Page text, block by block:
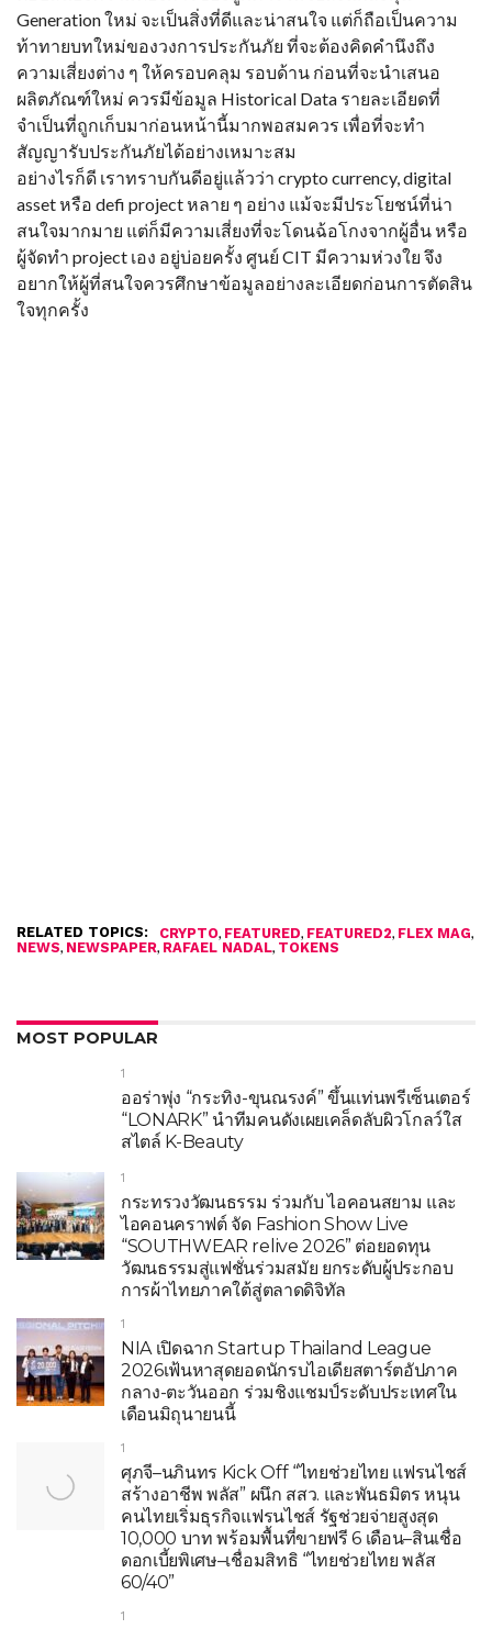
Generation ใหม่ จะเป็นสิ่งที่ดีและน่าสนใจ แต่ก็ถือเป็นความ
ท้าทายบทใหม่ของวงการประกันภัย ที่จะต้องคิดคำนึงถึง
ความเสี่ยงต่าง ๆ ให้ครอบคลุม รอบด้าน ก่อนที่จะนำเสนอ
ผลิตภัณฑ์ใหม่ ควรมีข้อมูล Historical Data รายละเอียดที่
จำเป็นที่ถูกเก็บมาก่อนหน้านี้มากพอสมควร เพื่อที่จะทำ
สัญญารับประกันภัยได้อย่างเหมาะสม
อย่างไรก็ดี เราทราบกันดีอยู่แล้วว่า crypto currency, digital
asset หรือ defi project หลาย ๆ อย่าง แม้จะมีประโยชน์ที่น่า
สนใจมากมาย แต่ก็มีความเสี่ยงที่จะโดนฉ้อโกงจากผู้อื่น หรือ
ผู้จัดทำ project เอง อยู่บ่อยครั้ง ศูนย์ CIT มีความห่วงใย จึง
อยากให้ผู้ที่สนใจควรศึกษาข้อมูลอย่างละเอียดก่อนการตัดสิน
ใจทุกครั้ง
RELATED TOPICS: CRYPTO, FEATURED, FEATURED2, FLEX MAG,
NEWS, NEWSPAPER, RAFAEL NADAL, TOKENS
MOST POPULAR
1
ออร่าพุ่ง “กระทิง-ขุนณรงค์” ขึ้นแท่นพรีเซ็นเตอร์
“LONARK” นำทีมคนดังเผยเคล็ดลับผิวโกลว์ใส
สไตล์ K-Beauty
1
กระทรวงวัฒนธรรม ร่วมกับ ไอคอนสยาม และ
ไอคอนคราฟต์ จัด Fashion Show Live
“SOUTHWEAR relive 2026” ต่อยอดทุน
วัฒนธรรมสู่แฟชั่นร่วมสมัย ยกระดับผู้ประกอบ
การผ้าไทยภาคใต้สู่ตลาดดิจิทัล
1
NIA เปิดฉาก Startup Thailand League
2026เฟ้นหาสุดยอดนักรบไอเดียสตาร์ตอัปภาค
กลาง-ตะวันออก ร่วมชิงแชมป์ระดับประเทศใน
เดือนมิถุนายนนี้
1
ศุภจี–นภินทร Kick Off “ไทยช่วยไทย แฟรนไชส์
สร้างอาชีพ พลัส” ผนึก สสว. และพันธมิตร หนุน
คนไทยเริ่มธุรกิจแฟรนไชส์ รัฐช่วยจ่ายสูงสุด
10,000 บาท พร้อมพื้นที่ขายฟรี 6 เดือน–สินเชื่อ
ดอกเบี้ยพิเศษ–เชื่อมสิทธิ “ไทยช่วยไทย พลัส
60/40”
1